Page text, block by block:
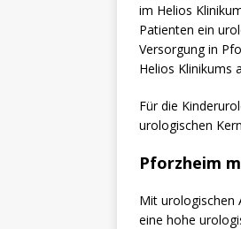
im Helios
Patienten ein
Versorgung in
Helios Klinikums
Für die
urologischen
Pforzheim
Mit urologischen
eine hohe